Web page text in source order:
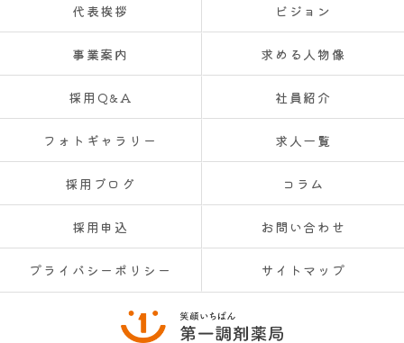
代表挨拶 ビジョン
事業案内 求める人物像
採用Q&A 社員紹介
フォトギャラリー 求人一覧
採用ブログ コラム
採用申込 お問い合わせ
プライバシーポリシー サイトマップ